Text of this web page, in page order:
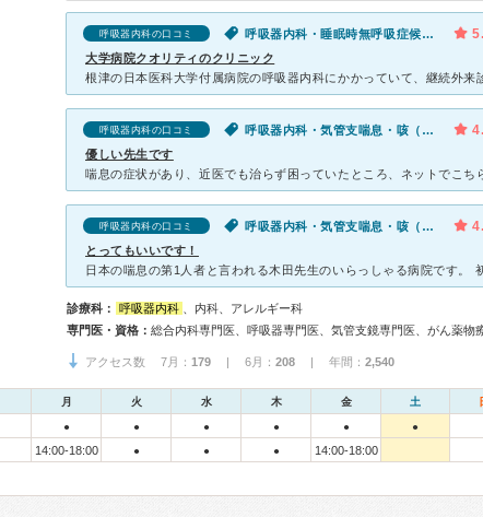
呼吸器内科の口コミ 呼吸器内科・睡眠時無呼吸症候群（SAS）・体調不良
大学病院クオリティのクリニック
呼吸器内科の口コミ 呼吸器内科・気管支喘息・咳（セキ）
優しい先生です
呼吸器内科の口コミ 呼吸器内科・気管支喘息・咳（セキ）
とってもいいです！
診療科： 呼吸器内科
、内科、アレルギー科
専門医・資格： 総合内科専門医、呼吸器専門医、気管支鏡専門医、がん薬物
アクセス数 7月： 179 | 6月： 208 | 年間： 2,540
月 火 水 木 金 土
● ● ● ● ● ●
14:00-18:00 ● ● ● 14:00-18:00